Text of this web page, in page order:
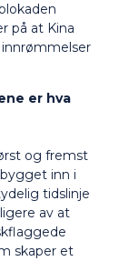
på at Kina
innrømmelser
er hva
og fremst
inn i
tidslinje
av at
skaper et